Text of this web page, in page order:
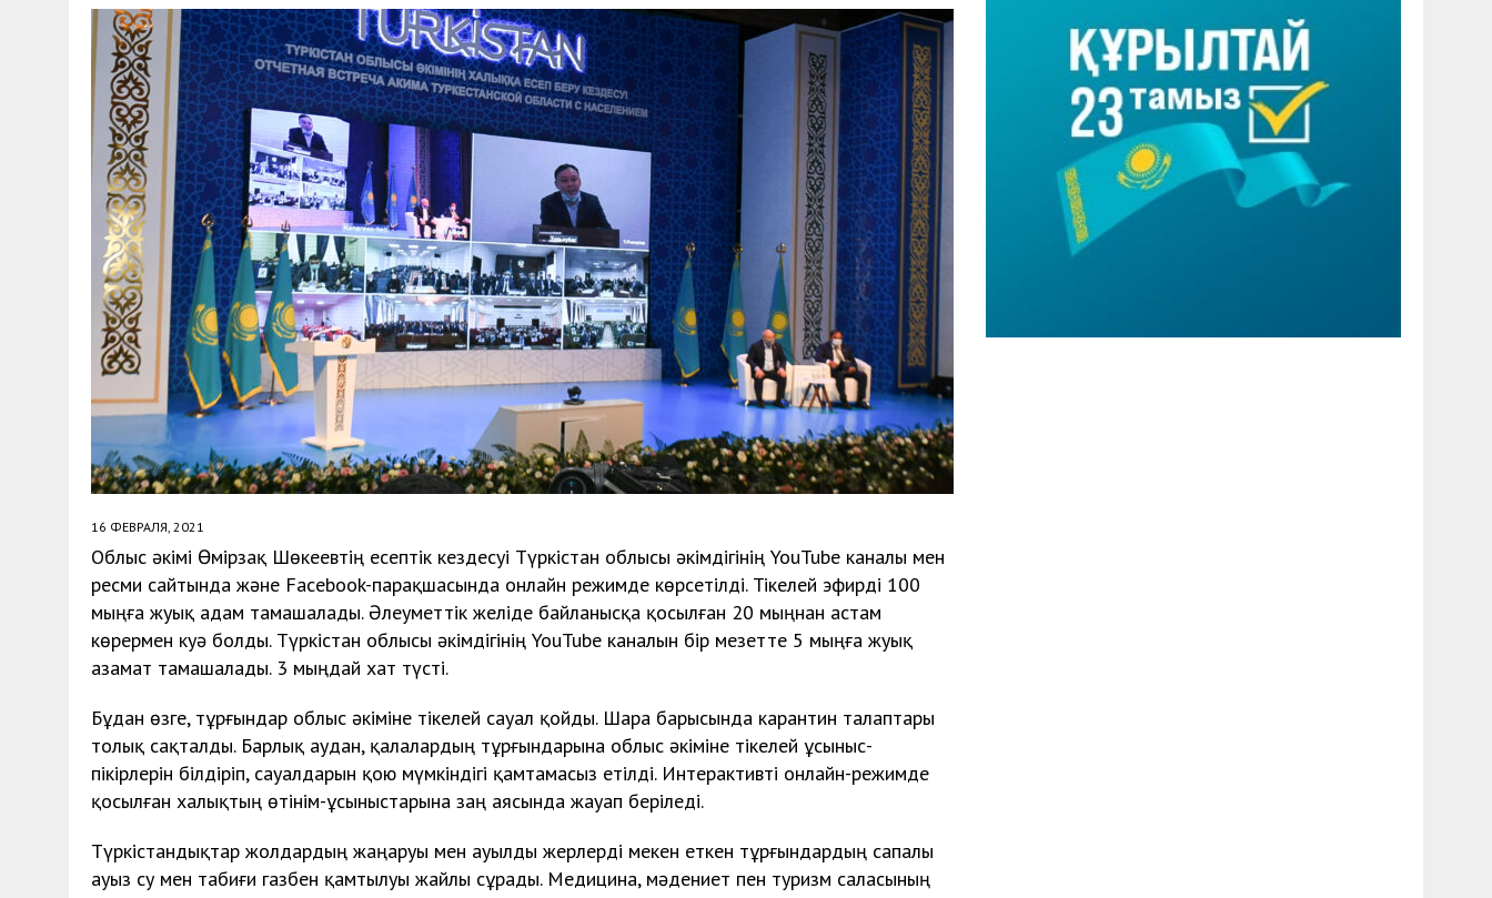
30 МАЯ, 2026 | ТҮСІНДІРУ ЖҰМЫСТАРЫ ЖҮРГІЗІЛДІ
16 ФЕВРАЛЯ, 2021
Облыс әкімі Өмірзақ Шөкеевтің есептік кездесуі Түркістан облысы әкімдігінің YouTube каналы мен
ресми сайтында және Facebook-парақшасында онлайн режимде көрсетілді. Тікелей эфирді 100
мыңға жуық адам тамашалады. Әлеуметтік желіде байланысқа қосылған 20 мыңнан астам
көрермен куә болды. Түркістан облысы әкімдігінің YouTube каналын бір мезетте 5 мыңға жуық
азамат тамашалады. 3 мыңдай хат түсті.
Бұдан өзге, тұрғындар облыс әкіміне тікелей сауал қойды. Шара барысында карантин талаптары
толық сақталды. Барлық аудан, қалалардың тұрғындарына облыс әкіміне тікелей ұсыныс-
пікірлерін білдіріп, сауалдарын қою мүмкіндігі қамтамасыз етілді. Интерактивті онлайн-режимде
қосылған халықтың өтінім-ұсыныстарына заң аясында жауап беріледі.
Түркістандықтар жолдардың жаңаруы мен ауылды жерлерді мекен еткен тұрғындардың сапалы
ауыз су мен табиғи газбен қамтылуы жайлы сұрады. Медицина, мәдениет пен туризм саласының